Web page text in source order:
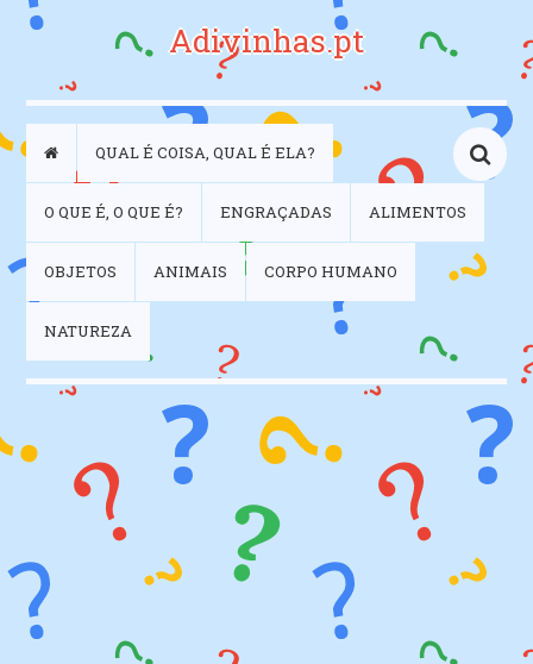
Adivinhas.pt
QUAL É COISA, QUAL É ELA?
O QUE É, O QUE É? ENGRAÇADAS ALIMENTOS
OBJETOS ANIMAIS CORPO HUMANO
NATUREZA